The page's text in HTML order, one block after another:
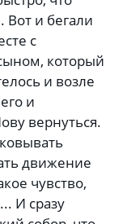
Вот и бегали
с
который
и возле
и
вернуться.
движение
чувство,
И сразу